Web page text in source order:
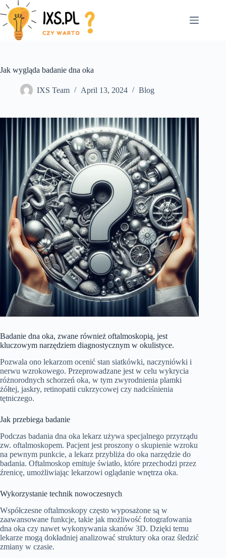
Skip
to
content
Jak wygląda badanie dna oka
IXS Team April 13, 2024 Blog
Badanie dna oka, zwane również oftalmoskopią, jest
kluczowym narzędziem diagnostycznym w okulistyce.
Pozwala ono lekarzom ocenić stan siatkówki, naczyniówki i
nerwu wzrokowego. Przeprowadzane jest w celu wykrycia
różnorodnych schorzeń oka, w tym zwyrodnienia plamki
żółtej, jaskry, retinopatii cukrzycowej czy nadciśnienia
tętniczego.
Jak przebiega badanie
Podczas badania dna oka lekarz używa specjalnego przyrządu
zw. oftalmoskopem. Pacjent jest proszony o skupienie wzroku
na pewnym punkcie, a lekarz przybliża do oka narzędzie do
badania. Oftalmoskop emituje światło, które przechodzi przez
źrenicę, umożliwiając lekarzowi oglądanie wnętrza oka.
Wykorzystanie technik nowoczesnych
Współczesne oftalmoskopy często wyposażone są w
zaawansowane funkcje, takie jak możliwość fotografowania
dna oka czy nawet wykonywania skanów 3D. Dzięki temu
lekarze mogą dokładniej analizować struktury oka oraz śledzić
zmiany w czasie.